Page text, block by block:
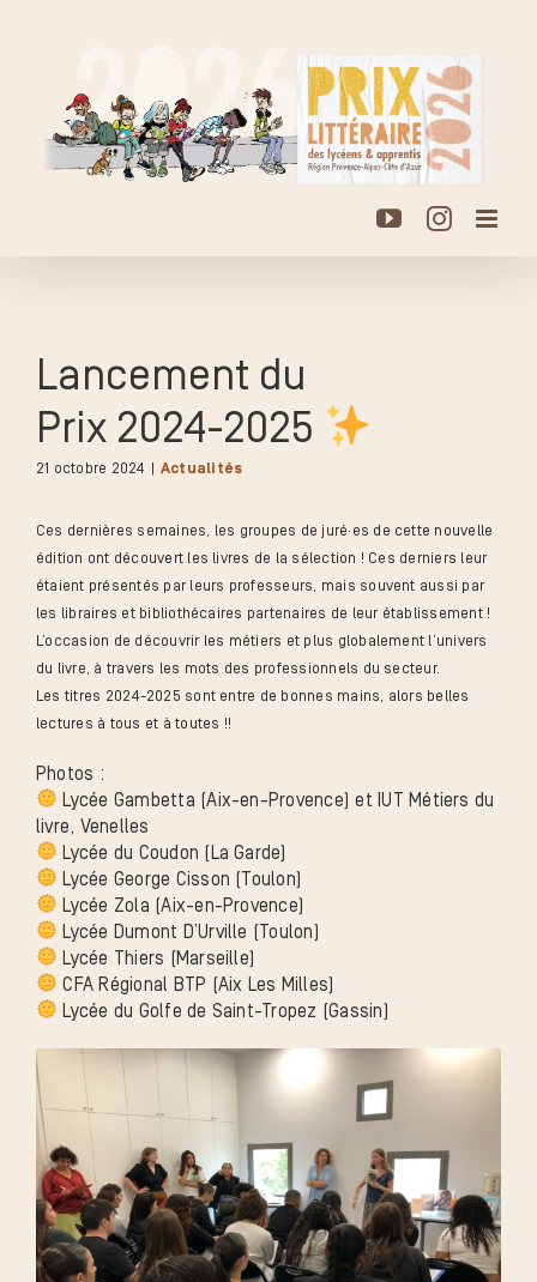
YouTube
Lancement du
Prix 2024-2025
21 octobre 2024 | Actualités
Ces dernières semaines, les groupes de juré·es de cette nouvelle
édition ont découvert les livres de la sélection ! Ces derniers leur
étaient présentés par leurs professeurs, mais souvent aussi par
les libraires et bibliothécaires partenaires de leur établissement !
L’occasion de découvrir les métiers et plus globalement l’univers
du livre, à travers les mots des professionnels du secteur.
Les titres 2024-2025 sont entre de bonnes mains, alors belles
lectures à tous et à toutes !!
Photos :
Lycée Gambetta (Aix-en-Provence) et IUT Métiers du
livre, Venelles
Lycée du Coudon (La Garde)
Lycée George Cisson (Toulon)
Lycée Zola (Aix-en-Provence)
Lycée Dumont D’Urville (Toulon)
Lycée Thiers (Marseille)
CFA Régional BTP (Aix Les Milles)
Lycée du Golfe de Saint-Tropez (Gassin)